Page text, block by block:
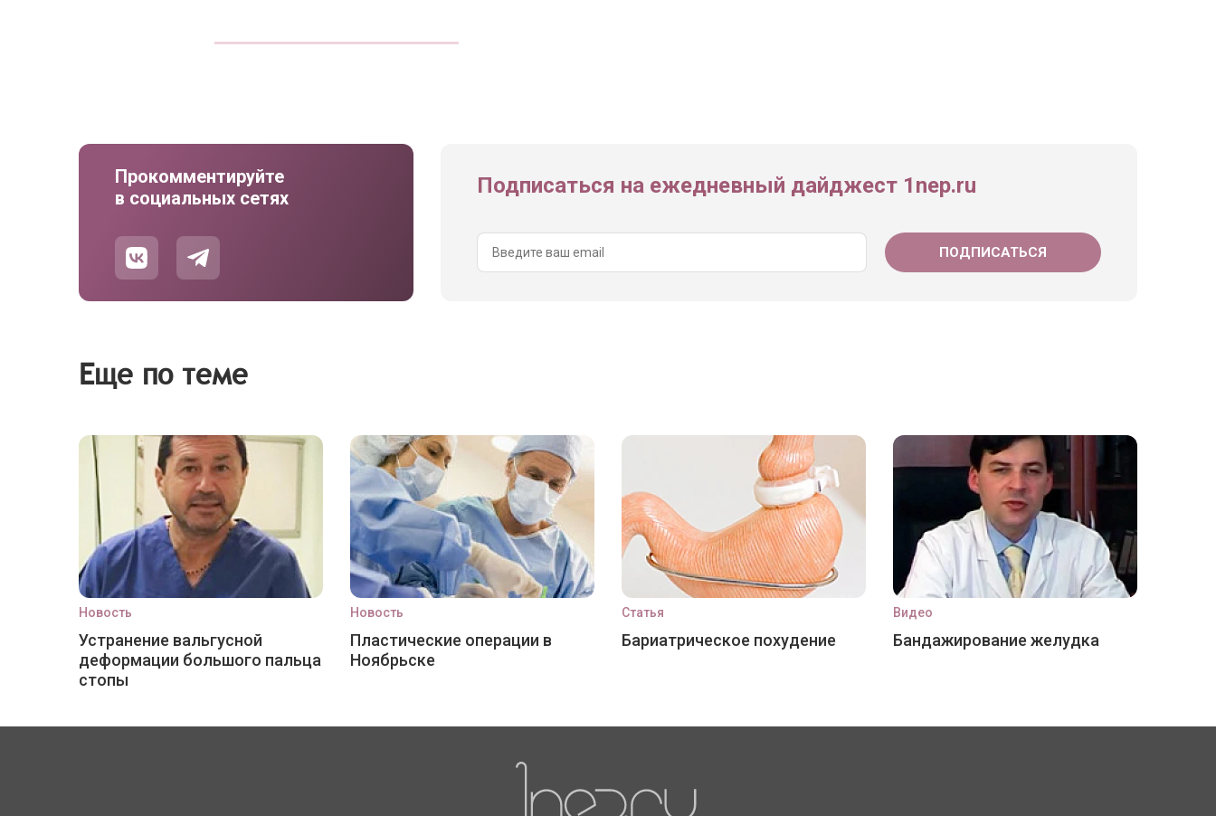
Прокомментируйте
в социальных сетях
Подписаться на ежедневный дайджест 1nep.ru
Еще по теме
Новость
Устранение вальгусной
деформации большого пальца
стопы
Новость
Пластические операции в
Ноябрьске
Статья
Бариатрическое похудение
Видео
Бандажирование желудка